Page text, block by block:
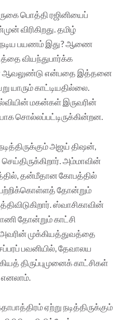
பொத்தி ரஜினியைப்
விரிகிறது. தமிழ்
நெடிய பயணம் இது? ஆணை
வியந்துபார்க்க
என்பதை இத்தனை
யாரும் காட்டியதில்லை.
மகன்கள் இருவரின்
சொல்லப்பட்டிருக்கின்றன.
அஜய் திஷன்,
அம்மாவின்
தன்மீதான கோபத்தில்
தோன்றும்
ஸ்வாசிகாவின்
தோன்றும் காட்சி
முக்கியத்துவத்தை
பவனியில், தேவாலய
திருப்புமுனைக் காட்சிகள்
எனலாம்.
ஏற்று நடித்திருக்கும்